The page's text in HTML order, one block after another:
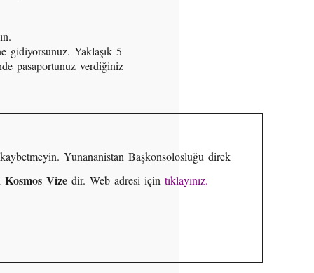
gidiyorsunuz. Yaklaşık 5
pasaportunuz verdiğiniz
Yunananistan Başkonsolosluğu direk
Kosmos Vize dir. Web adresi için tıklayınız.